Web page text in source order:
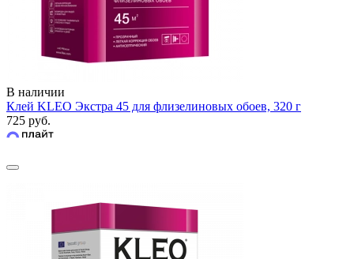
В наличии
Клей KLEO Экстра 45 для флизелиновых обоев, 320 г
725 руб.